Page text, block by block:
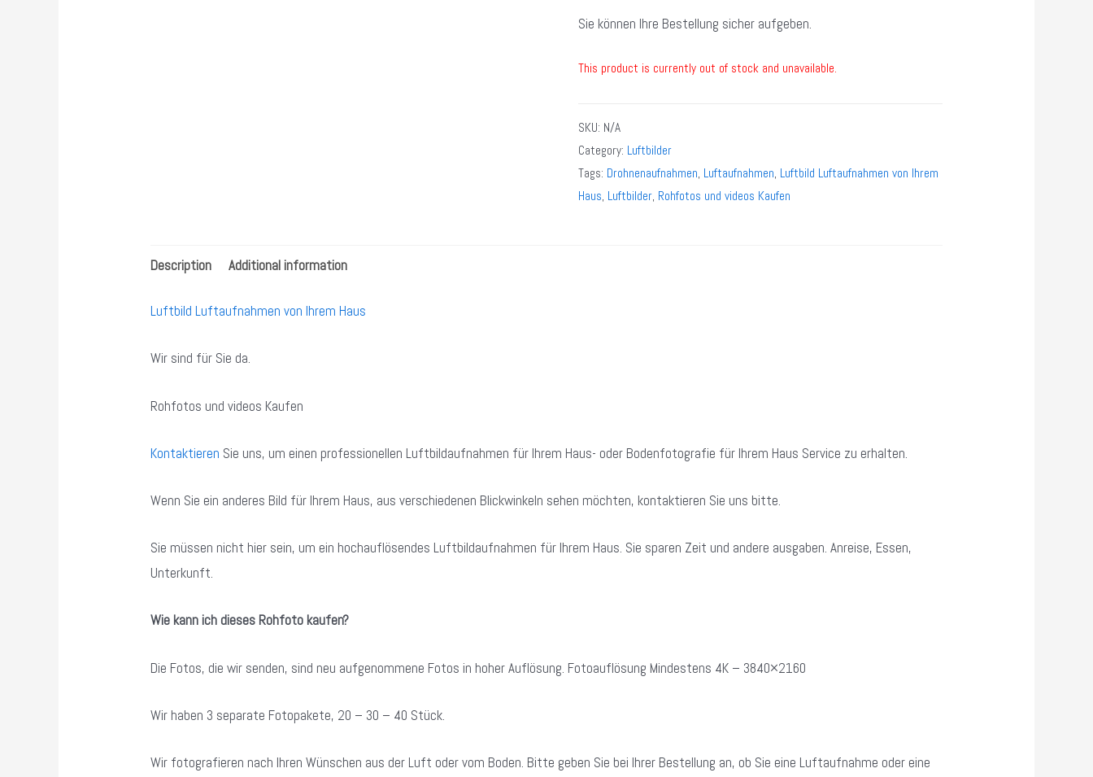
Sie können Ihre Bestellung sicher aufgeben.
This product is currently out of stock and unavailable.
SKU: N/A
Category: Luftbilder
Tags: Drohnenaufnahmen, Luftaufnahmen, Luftbild Luftaufnahmen von Ihrem
Haus, Luftbilder, Rohfotos und videos Kaufen
Description Additional information
Luftbild Luftaufnahmen von Ihrem Haus
Wir sind für Sie da.
Rohfotos und videos Kaufen
Kontaktieren Sie uns, um einen professionellen Luftbildaufnahmen für Ihrem Haus- oder Bodenfotografie für Ihrem Haus Service zu erhalten.
Wenn Sie ein anderes Bild für Ihrem Haus, aus verschiedenen Blickwinkeln sehen möchten, kontaktieren Sie uns bitte.
Sie müssen nicht hier sein, um ein hochauflösendes Luftbildaufnahmen für Ihrem Haus. Sie sparen Zeit und andere ausgaben. Anreise, Essen,
Unterkunft.
Wie kann ich dieses Rohfoto kaufen?
Die Fotos, die wir senden, sind neu aufgenommene Fotos in hoher Auflösung. Fotoauflösung Mindestens 4K – 3840×2160
Wir haben 3 separate Fotopakete, 20 – 30 – 40 Stück.
Wir fotografieren nach Ihren Wünschen aus der Luft oder vom Boden. Bitte geben Sie bei Ihrer Bestellung an, ob Sie eine Luftaufnahme oder eine